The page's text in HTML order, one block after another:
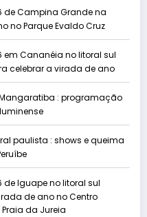
de Campina Grande na
no Parque Evaldo Cruz
em Cananéia no litoral sul
celebrar a virada de ano
: programação
paulista : shows e queima
de Iguape no litoral sul
de ano no Centro
da Jureia